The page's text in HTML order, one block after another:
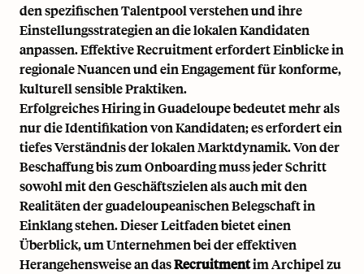
den spezifischen Talentpool verstehen und ihre
Einstellungsstrategien an die lokalen Kandidaten
anpassen. Effektive Recruitment erfordert Einblicke in
regionale Nuancen und ein Engagement für konforme,
kulturell sensible Praktiken.
Erfolgreiches Hiring in Guadeloupe bedeutet mehr als
nur die Identifikation von Kandidaten; es erfordert ein
tiefes Verständnis der lokalen Marktdynamik. Von der
Beschaffung bis zum Onboarding muss jeder Schritt
sowohl mit den Geschäftszielen als auch mit den
Realitäten der guadeloupeanischen Belegschaft in
Einklang stehen. Dieser Leitfaden bietet einen
Überblick, um Unternehmen bei der effektiven
Herangehensweise an dasRecruitmentim Archipel zu